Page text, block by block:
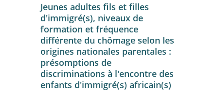
Jeunes adultes fils et filles
d'immigré(s), niveaux de
formation et fréquence
différente du chômage selon les
origines nationales parentales :
présomptions de
discriminations à l'encontre des
enfants d'immigré(s) africain(s)